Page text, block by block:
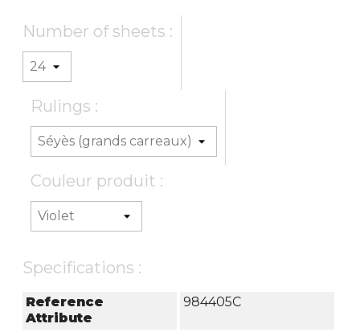
Number of sheets :
Rulings :
Couleur produit :
Specifications :
Reference
Attribute
984405C